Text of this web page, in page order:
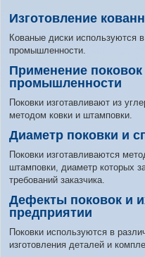
Изготовление
Кованые диски используются
промышленности.
Применение
промышленности
Поковки изготавливают из
методом ковки и штамповки.
Диаметр поковки и
Поковки изготавливаются
штамповки, диаметр которых
требований заказчика.
Дефекты поковок и
предприятии
Поковки используются в
изготовления деталей и